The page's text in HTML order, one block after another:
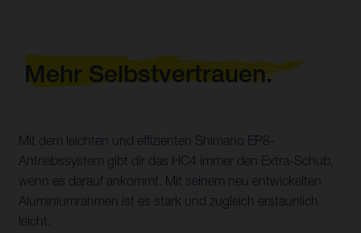
Mehr Selbstvertrauen.
Mit dem leichten und effizienten Shimano EP8-
Antriebssystem gibt dir das HC4 immer den Extra-Schub,
wenn es darauf ankommt. Mit seinem neu entwickelten
Aluminiumrahmen ist es stark und zugleich erstaunlich
leicht.